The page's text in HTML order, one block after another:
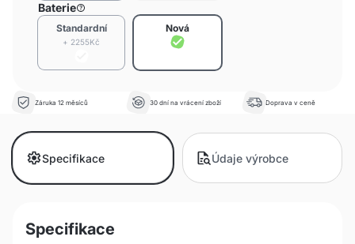
Baterie
Standardní
+ 2255Kč
Nová
Záruka 12 měsíců 30 dní na vrácení zboží Doprava v ceně
Specifikace Údaje výrobce
Specifikace